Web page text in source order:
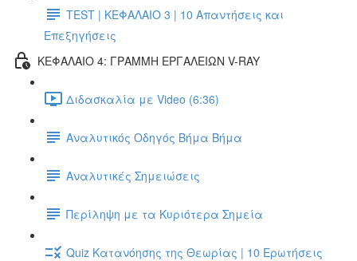
TEST | ΚΕΦΑΛΑΙΟ 3 | 10 Απαντήσεις και
Επεξηγήσεις
ΚΕΦΑΛΑΙΟ 4: ΓΡΑΜΜΗ ΕΡΓΑΛΕΙΩΝ V-RAY
Διδασκαλία με Video (6:36)
Αναλυτικός Οδηγός Βήμα Βήμα
Αναλυτικές Σημειώσεις
Περίληψη με τα Κυριότερα Σημεία
Quiz Κατανόησης της Θεωρίας | 10 Ερωτήσεις